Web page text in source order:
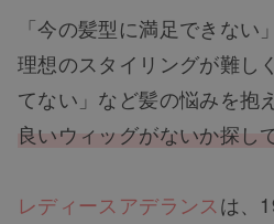
「今の髪型に満足できない
理想のスタイリングが難し
てない」など髪の悩みを抱
良いウィッグがないか探し
レディースアデランスは、